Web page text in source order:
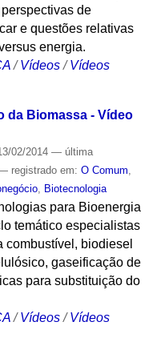
de
e questões relativas
energia.
/Vídeos /Vídeos
da Biomassa - Vídeo
02/2014 — última
registrado em: O Comum,
, Biotecnologia
para Bioenergia
temático especialistas
combustível, biodiesel
gaseificação de
para substituição do
/Vídeos /Vídeos